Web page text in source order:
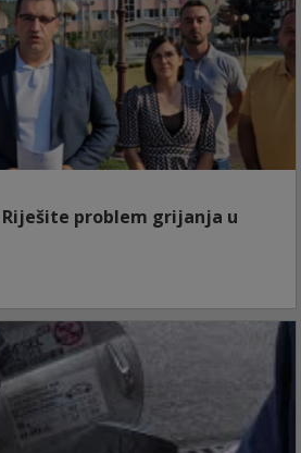
problem grijanja u